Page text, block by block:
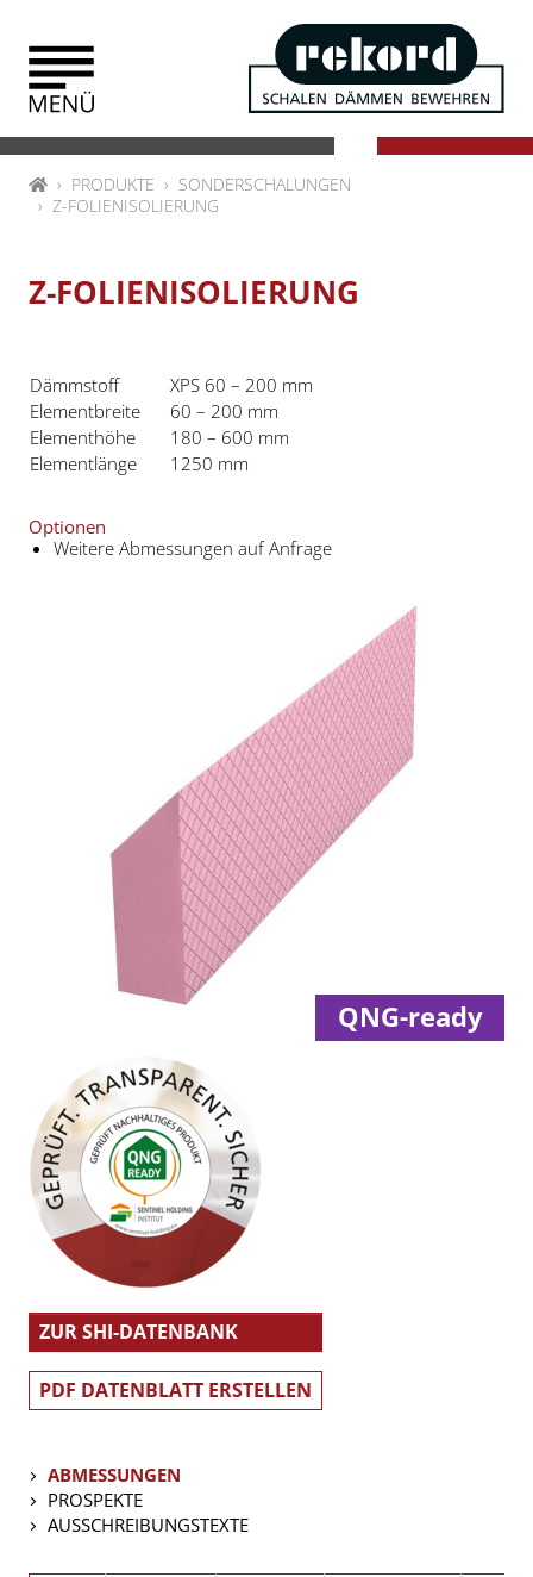
HOMEPRODUKTE
SONDERSCHALUNGEN
Z-FOLIENISOLIERUNG
Z-FOLIENISOLIERUNG
Dämmstoff
XPS 60 – 200 mm
Elementbreite
60 – 200 mm
Elementhöhe
180 – 600 mm
Elementlänge
1250 mm
Optionen
Weitere Abmessungen auf Anfrage
QNG-ready
ZUR SHI-DATENBANK
PDF DATENBLATT ERSTELLEN
ABMESSUNGEN
PROSPEKTE
AUSSCHREIBUNGSTEXTE